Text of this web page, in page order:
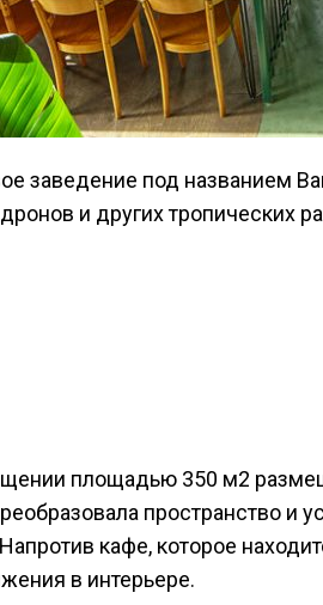
и других тропических
площадью 350 м2
кафе, которое
в интерьере.